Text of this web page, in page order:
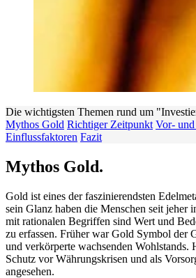
Die wichtigsten Themen rund um
Mythos Gold Richtiger Zeitpunkt Vor-
Einflussfaktoren Fazit
Mythos Gold.
Gold ist eines der faszinierendsten
sein Glanz haben die Menschen seit jeher
mit rationalen Begriffen sind Wert und
zu erfassen. Früher war Gold Symbol der
und verkörperte wachsenden Wohlstands.
Schutz vor Währungskrisen und als
angesehen.